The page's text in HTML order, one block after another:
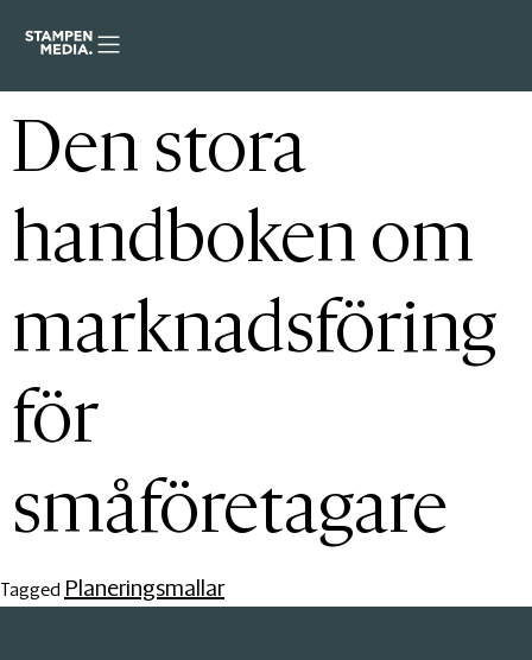
Den stora
handboken om
marknadsföring
för
småföretagare
Tagged Planeringsmallar